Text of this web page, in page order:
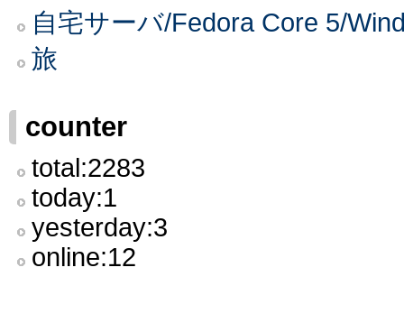
自宅サーバ/Fedora Core 5/
旅
counter
total:2283
today:1
yesterday:3
online:12